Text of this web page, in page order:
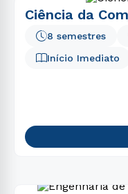
Ciência da
8 semestres
Início Imediato